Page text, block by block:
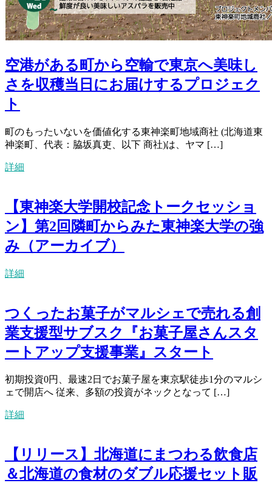
空港がある町から空輸で東京へ美味し
さを収穫当日にお届けするプロジェク
ト
町のもったいないを価値化する東神楽町地域商社 (北海道東
神楽町、代表：脇坂真吏、以下 商社)は、ヤマ […]
詳細
【東神楽大学開校記念トークセッショ
ン】第2回隣町からみた東神楽大学の強
み（アーカイブ）
詳細
つくったお菓子がマルシェで売れる創
業支援型サブスク『お菓子屋さんスタ
ートアップ支援事業』スタート
初期投資0円、最速2日でお菓子屋を東京駅徒歩1分のマルシ
ェで開店へ 従来、多額の投資がネックとなって […]
詳細
【リリース】北海道にまつわる飲食店
＆北海道の食材のダブル応援セット販